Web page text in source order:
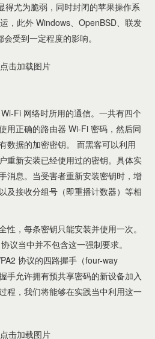
得尤为脆弱，同时封闭的苹果操作系
，此外 Windows、OpenBSD、联发
受到一定程度的影响。
Fi 网络时所用的通信。一共有四个
用正确的路由器 Wi-Fi 密码，然后同
数据的加密密钥。 而黑客可以利用
重新安装已经使用过的密钥。具体实
消息。当受害者重新安装密钥时，增
及接收分组号（即重播计数器）等相
性，每条密钥只能安装并使用一次。
议当中并不包含这一强制要求。
协议的四路握手（four-way
手允许拥有预共享密码的新设备加入
程，我们将能够在实践当中利用这一